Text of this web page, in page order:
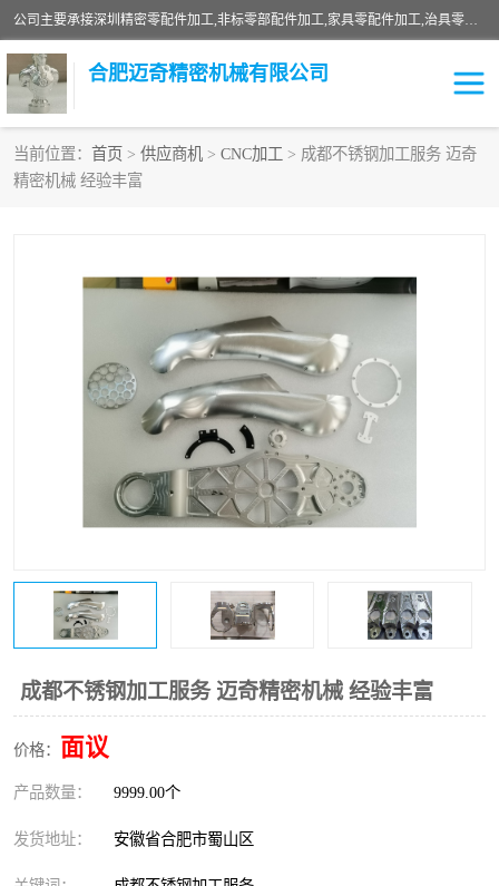
公司主要承接深圳精密零配件加工,非标零部配件加工,家具零配件加工,治具零配件加工,安徽精密零配件加工等各种各种精密机械加工，欢迎来来电咨询！
合肥迈奇精密机械有限公司
当前位置： 首页 > 供应商机 > CNC加工 > 成都不锈钢加工服务 迈奇
精密机械 经验丰富
成都不锈钢加工服务 迈奇精密机械 经验丰富
价格： 面议
产品数量： 9999.00个
发货地址： 安徽省合肥市蜀山区
铣床加工
数控精密机加工
零部件机加工 机床零件加工
CNC加工 数控机床加工